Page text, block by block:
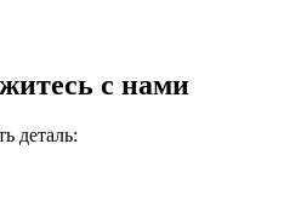
с нами
деталь: